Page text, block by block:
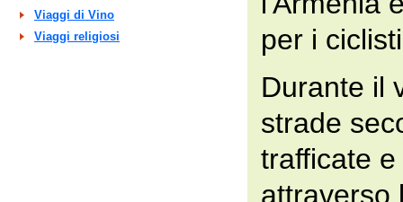
Viaggi di Vino
Viaggi religiosi
per i
Durante il
strade
trafficate
attraverso